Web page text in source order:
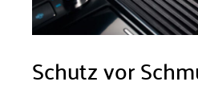
Schutz vor